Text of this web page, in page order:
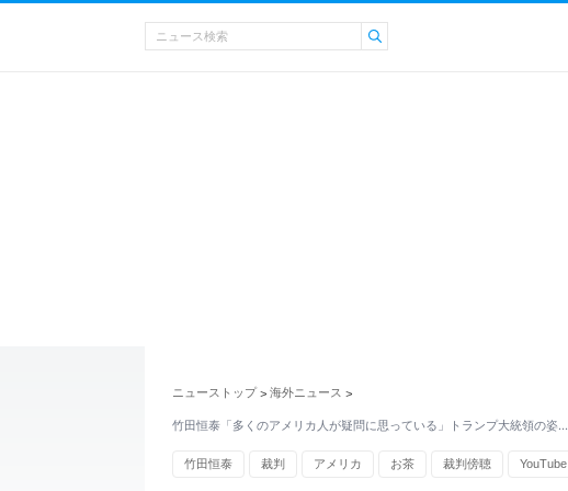
ニューストップ > 海外ニュース >
竹田恒泰「多くのアメリカ人が疑問に思っている」トランプ大統領の姿…
竹田恒泰 裁判 アメリカ お茶 裁判傍聴 YouTube